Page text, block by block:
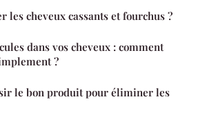
les cheveux cassants et fourchus ?
dans vos cheveux : comment
?
le bon produit pour éliminer les